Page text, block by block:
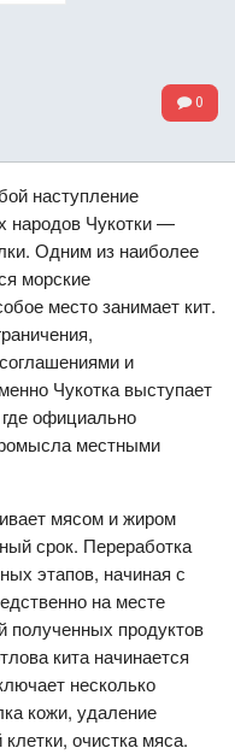
0
наступление
народов Чукотки —
Одним из наиболее
морские
место занимает кит.
и
Чукотка выступает
официально
местными
мясом и жиром
срок. Переработка
этапов, начиная с
на месте
полученных продуктов
кита начинается
несколько
кожи, удаление
очистка мяса.